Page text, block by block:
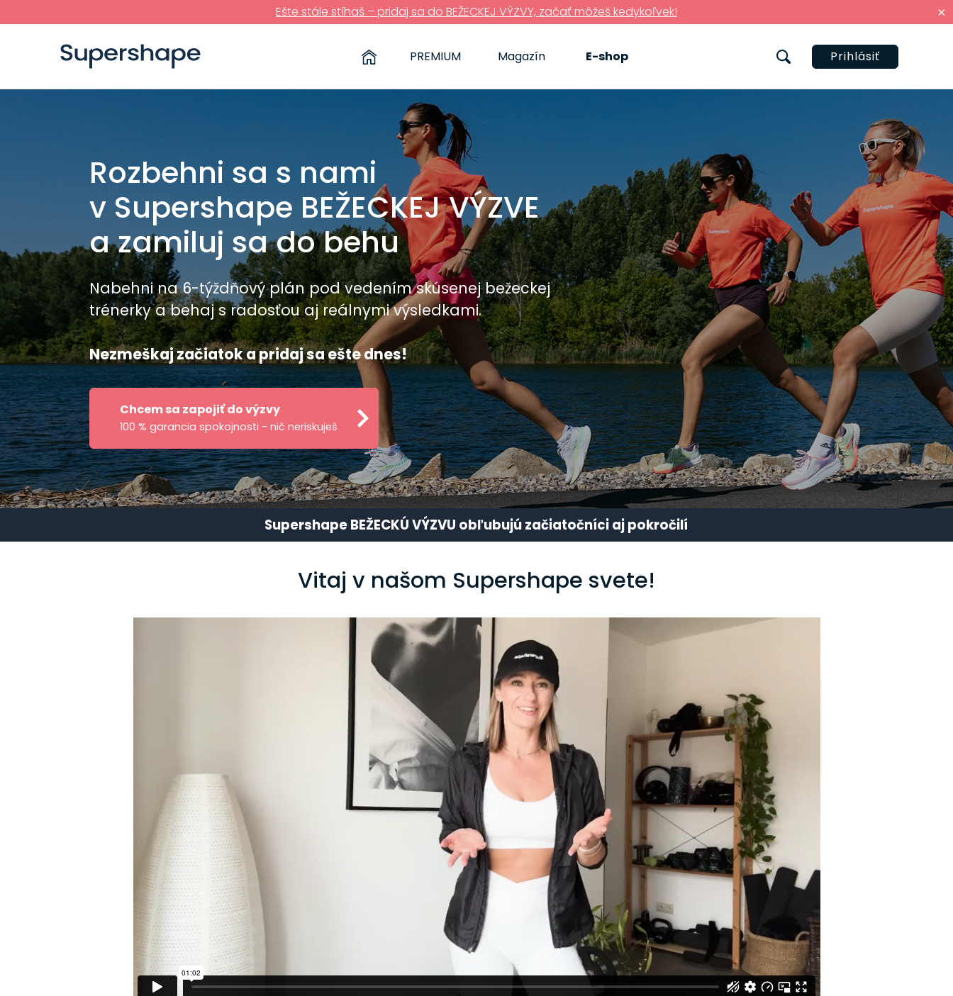
×
Ešte stále stíhaš – pridaj sa do BEŽECKEJ VÝZVY, začať môžeš kedykoľvek!
Prihlásiť
PREMIUM Magazín E-shop
Rozbehni sa s nami
v Supershape BEŽECKEJ VÝZVE
a zamiluj sa do behu
Nabehni na 6-týždňový plán pod vedením skúsenej bežeckej
trénerky a behaj s radosťou aj reálnymi výsledkami.
Nezmeškaj začiatok a pridaj sa ešte dnes!
Chcem sa zapojiť do výzvy
100 % garancia spokojnosti - nič neriskuješ
Supershape BEŽECKÚ VÝZVU obľubujú začiatočníci aj pokročilí
Vitaj v našom Supershape svete!